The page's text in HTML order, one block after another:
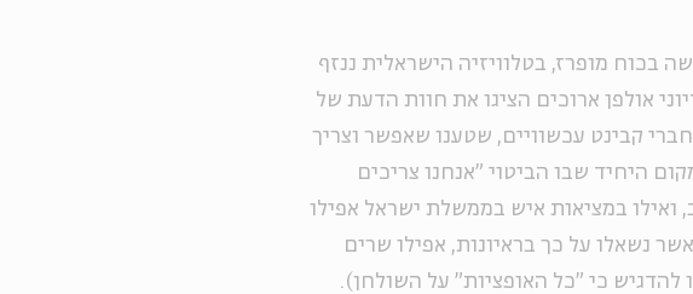
בכוח מופרז, בטלוויזיה הישראלית ננזף
אולפן ארוכים הציגו את חוות הדעת של
קבינט עכשוויים, שטענו שאפשר וצריך
היחיד שבו הביטוי "אנחנו צריכים
במציאות איש בממשלת ישראל אפילו
נשאלו על כך בראיונות, אפילו שרים
להדגיש כי "כל האופציות" על השולחן).